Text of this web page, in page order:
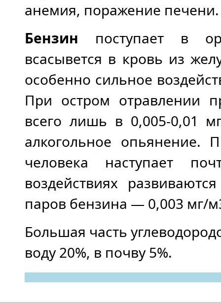
анемия, поражение печени.
Бензин поступает в
всасывется в кровь из
особенно сильное
При остром отравлении
всего лишь в 0,005-0,01
алкогольное опьянение.
человека наступает
воздействиях
паров бензина — 0,003 мг/
Большая часть
воду 20%, в почву 5%.